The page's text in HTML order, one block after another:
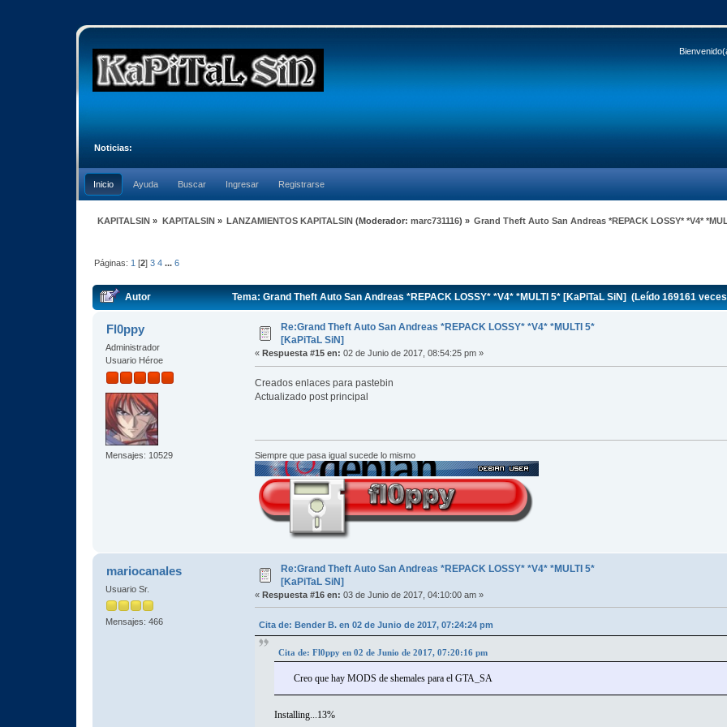
Noticias:
Inicio Ayuda Buscar Ingresar Registrarse
KAPITALSIN » KAPITALSIN» LANZAMIENTOS KAPITALSIN (Moderador:marc731116) » Grand Theft Auto San Andreas *REPACK LOSSY* *V4*
Páginas: 1 [2]3 4 ...6
Autor Tema: Grand Theft Auto San Andreas *REPACK LOSSY* *V4* *MULTI 5* [KaPiTaL SiN] (Leído 169161
Fl0ppy
Administrador
Usuario Héroe
Mensajes: 10529
Re:Grand Theft Auto San Andreas *REPACK LOSSY* *V4* *MULTI 5*
[KaPiTaL SiN]
« Respuesta #15 en: 02 de Junio de 2017, 08:54:25 pm »
Creados enlaces para pastebin
Actualizado post principal
Siempre que pasa igual sucede lo mismo
mariocanales
Usuario Sr.
Mensajes: 466
Re:Grand Theft Auto San Andreas *REPACK LOSSY* *V4* *MULTI 5*
[KaPiTaL SiN]
« Respuesta #16 en: 03 de Junio de 2017, 04:10:00 am »
Cita de: Bender B. en 02 de Junio de 2017, 07:24:24 pm
Cita de: Fl0ppy en 02 de Junio de 2017, 07:20:16 pm
Creo que hay MODS de shemales para el GTA_SA
Installing...13%